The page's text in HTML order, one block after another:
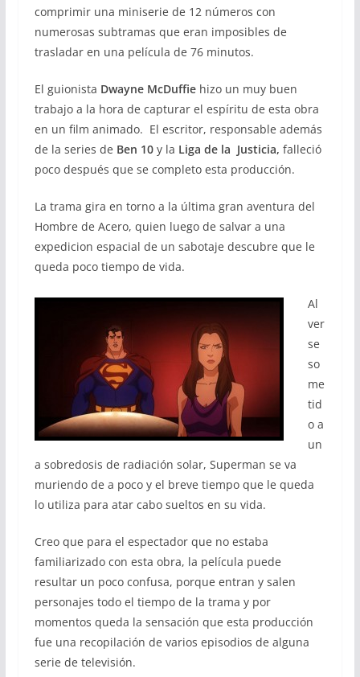
comprimir una miniserie de 12 números con
numerosas subtramas que eran imposibles de
trasladar en una película de 76 minutos.
El guionista Dwayne McDuffie hizo un muy buen
trabajo a la hora de capturar el espíritu de esta obra
en un film animado. El escritor, responsable además
de la series de Ben 10 y la Liga de la Justicia, falleció
poco después que se completo esta producción.
La trama gira en torno a la última gran aventura del
Hombre de Acero, quien luego de salvar a una
expedicion espacial de un sabotaje descubre que le
queda poco tiempo de vida.
Al
ver
se
so
me
tid
o a
un
a sobredosis de radiación solar, Superman se va
muriendo de a poco y el breve tiempo que le queda
lo utiliza para atar cabo sueltos en su vida.
Creo que para el espectador que no estaba
familiarizado con esta obra, la película puede
resultar un poco confusa, porque entran y salen
personajes todo el tiempo de la trama y por
momentos queda la sensación que esta producción
fue una recopilación de varios episodios de alguna
serie de televisión.